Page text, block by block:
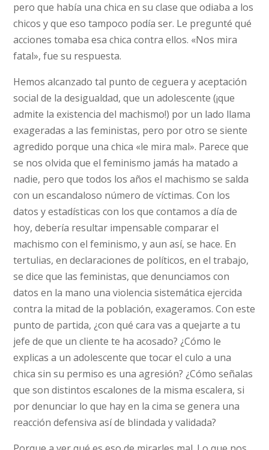
pero que había una chica en su clase que odiaba a los
chicos y que eso tampoco podía ser. Le pregunté qué
acciones tomaba esa chica contra ellos. «Nos mira
fatal», fue su respuesta.
Hemos alcanzado tal punto de ceguera y aceptación
social de la desigualdad, que un adolescente (¡que
admite la existencia del machismo!) por un lado llama
exageradas a las feministas, pero por otro se siente
agredido porque una chica «le mira mal». Parece que
se nos olvida que el feminismo jamás ha matado a
nadie, pero que todos los años el machismo se salda
con un escandaloso número de víctimas. Con los
datos y estadísticas con los que contamos a día de
hoy, debería resultar impensable comparar el
machismo con el feminismo, y aun así, se hace. En
tertulias, en declaraciones de políticos, en el trabajo,
se dice que las feministas, que denunciamos con
datos en la mano una violencia sistemática ejercida
contra la mitad de la población, exageramos. Con este
punto de partida, ¿con qué cara vas a quejarte a tu
jefe de que un cliente te ha acosado? ¿Cómo le
explicas a un adolescente que tocar el culo a una
chica sin su permiso es una agresión? ¿Cómo señalas
que son distintos escalones de la misma escalera, si
por denunciar lo que hay en la cima se genera una
reacción defensiva así de blindada y validada?